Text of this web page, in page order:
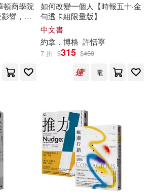
可海外宅配(9)
(9)
)
品(1)
頓商學院
響，做
版】
如何改變一個人【時報五十‧金
句透卡組限量版】
中文書
約拿 ． 博格 許恬寧
7 折 $315 $450
電